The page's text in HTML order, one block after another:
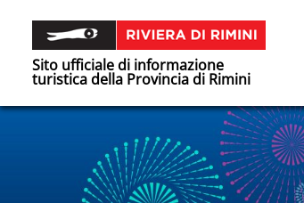
Sito ufficiale di informazione
turistica della Provincia di Rimini